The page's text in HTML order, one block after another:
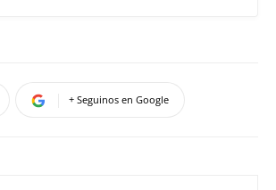
+ Seguinos en Google